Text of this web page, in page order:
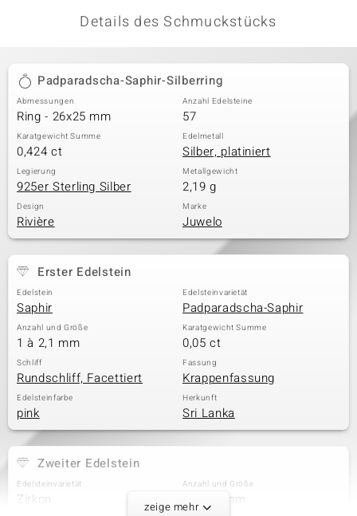
BY DE MELO
Collection
Classics
Details des Schmuckstücks
Padparadscha-Saphir-Silberring
Abmessungen
Ring - 26x25 mm
Anzahl Edelsteine
57
Karatgewicht Summe
0,424 ct
Edelmetall
Silber, platiniert
Legierung
925er Sterling Silber
Metallgewicht
2,19 g
Design
Rivière
Marke
Juwelo
Erster Edelstein
Edelstein
Saphir
Edelsteinvarietät
Padparadscha-Saphir
Anzahl und Größe
1 à 2,1 mm
Karatgewicht Summe
0,05 ct
Schliff
Rundschliff, Facettiert
Fassung
Krappenfassung
Edelsteinfarbe
pink
Herkunft
Sri Lanka
Zweiter Edelstein
Edelsteinvarietät
Zirkon
Anzahl und Größe
2 à 1,8 mm
zeige mehr